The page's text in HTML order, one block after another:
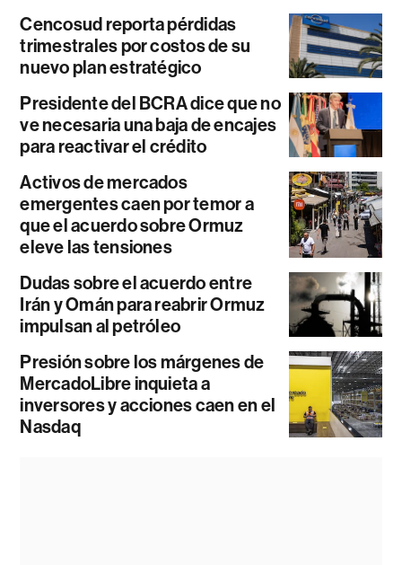
Cencosud reporta pérdidas
trimestrales por costos de su
nuevo plan estratégico
Presidente del BCRA dice que no
ve necesaria una baja de encajes
para reactivar el crédito
Activos de mercados
emergentes caen por temor a
que el acuerdo sobre Ormuz
eleve las tensiones
Dudas sobre el acuerdo entre
Irán y Omán para reabrir Ormuz
impulsan al petróleo
Presión sobre los márgenes de
MercadoLibre inquieta a
inversores y acciones caen en el
Nasdaq